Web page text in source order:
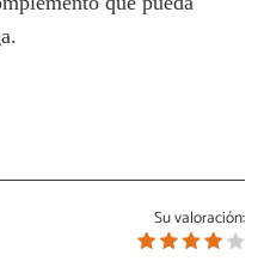
Su valoración: